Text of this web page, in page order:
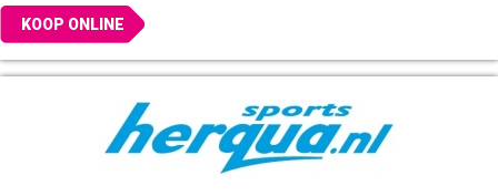
KOOP ONLINE